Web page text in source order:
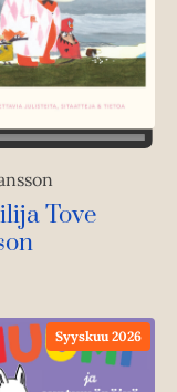
Tove
Syyskuu 2026